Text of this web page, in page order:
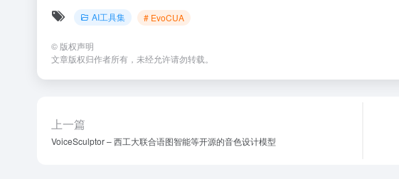
AI工具集 # EvoCUA
© 版权声明
文章版权归作者所有，未经允许请勿转载。
上一篇
VoiceSculptor – 西工大联合语图智能等开源的音色设计模型